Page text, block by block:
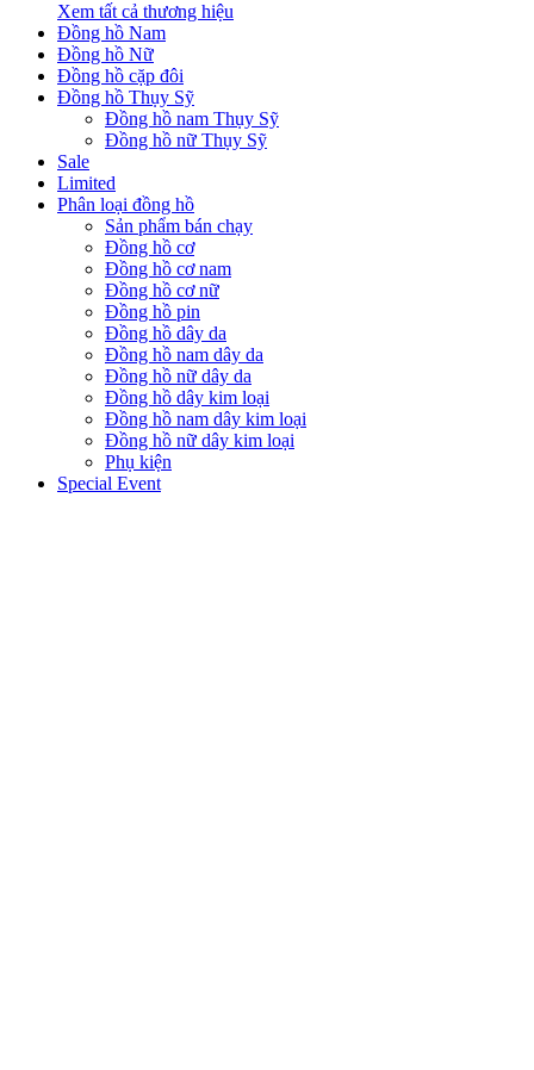
Xem tất cả thương hiệu
Đồng hồ Nam
Đồng hồ Nữ
Đồng hồ cặp đôi
Đồng hồ Thụy Sỹ
Đồng hồ nam Thụy Sỹ
Đồng hồ nữ Thụy Sỹ
Sale
Limited
Phân loại đồng hồ
Sản phẩm bán chạy
Đồng hồ cơ
Đồng hồ cơ nam
Đồng hồ cơ nữ
Đồng hồ pin
Đồng hồ dây da
Đồng hồ nam dây da
Đồng hồ nữ dây da
Đồng hồ dây kim loại
Đồng hồ nam dây kim loại
Đồng hồ nữ dây kim loại
Phụ kiện
Special Event